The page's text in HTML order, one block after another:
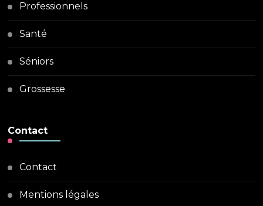
Professionnels
Santé
Séniors
Grossesse
Contact
Contact
Mentions légales